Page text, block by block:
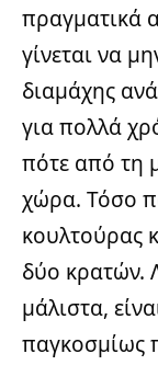
πραγματικά
γίνεται να
διαμάχης
για πολλά
πότε από τη
χώρα. Τόσο
κουλτούρας
δύο κρατών.
μάλιστα,
παγκοσμίως